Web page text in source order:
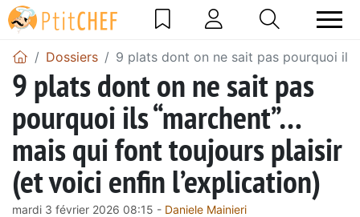
Dossiers 9 plats dont on ne sait pas pourquoi ils
9 plats dont on ne sait pas
pourquoi ils “marchent”…
mais qui font toujours plaisir
(et voici enfin l’explication)
mardi 3 février 2026 08:15 - Daniele Mainieri